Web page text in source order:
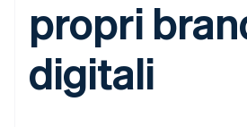
flessibile
Metodi di
pagamento
Accesso a
oltre 125
Terminal
Pagamenti di
della
Stripe
Gestione del
Piattaforme
SaaS
Gestire gli
abbonamenti
Offrire addebiti in
all'utilizzo
Emettere carte
garantite da
Roadmap del
Conferenza
Sessions
Lavora con noi
Sala stampa
propri
digitali